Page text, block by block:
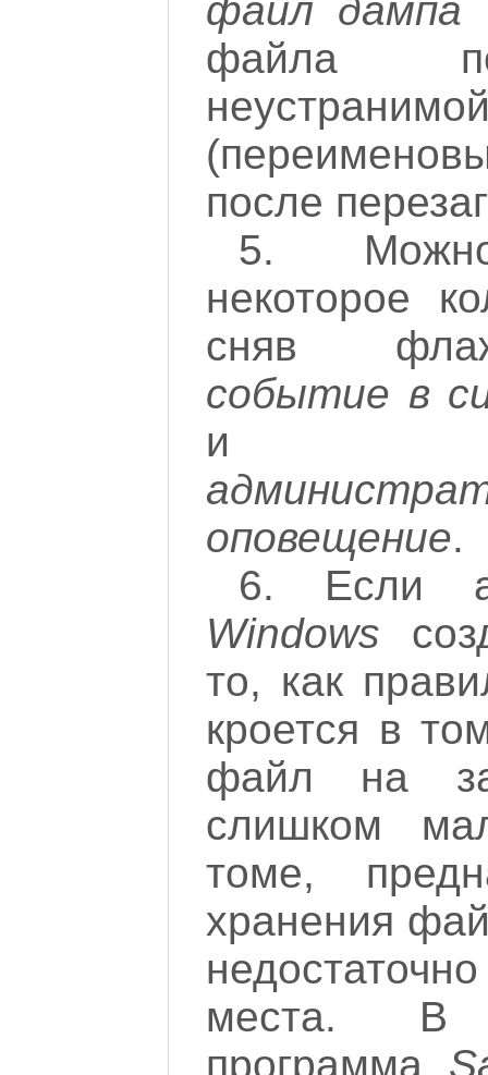
файл дампа
файла
после
5. Можно
некоторое
сняв
событие в
оповещение.
6. Если
Windows
то, как
кроется в
файл на
слишком
томе,
хранения
места. В
программа